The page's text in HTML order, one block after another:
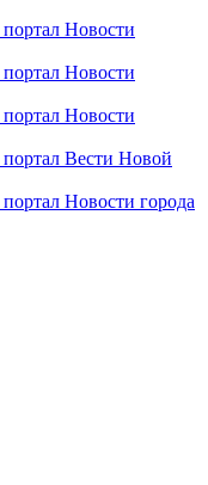
Новости
Новости
Новости
Вести Новой
Новости города